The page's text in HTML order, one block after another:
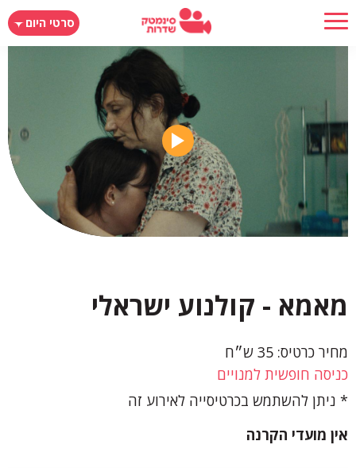
דילוג
לתוכן
העיקרי
סרטי היום
מאמא - קולנוע ישראלי
מחיר כרטיס: 35 ש״ח
כניסה חופשית למנויים
ניתן להשתמש בכרטיסייה לאירוע זה
אין מועדי הקרנה